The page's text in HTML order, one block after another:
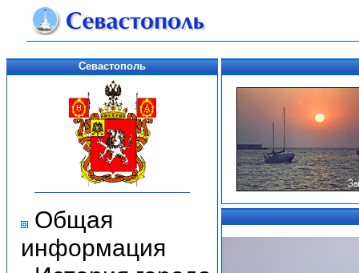
Севастополь
Общая
информация